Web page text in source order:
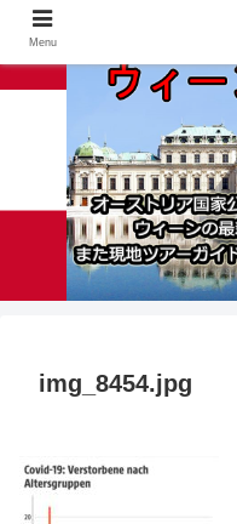
img_8454.jpg
Menu